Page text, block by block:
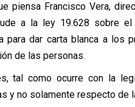
piensa Francisco Vera,
a la ley 19.628 sobre
para dar carta blanca a los
de las personas.
tal como ocurre con la
y no solamente respecto de